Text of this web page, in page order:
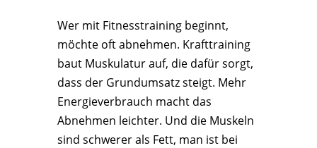
Wer mit Fitnesstraining beginnt,
möchte oft abnehmen. Krafttraining
baut Muskulatur auf, die dafür sorgt,
dass der Grundumsatz steigt. Mehr
Energieverbrauch macht das
Abnehmen leichter. Und die Muskeln
sind schwerer als Fett, man ist bei